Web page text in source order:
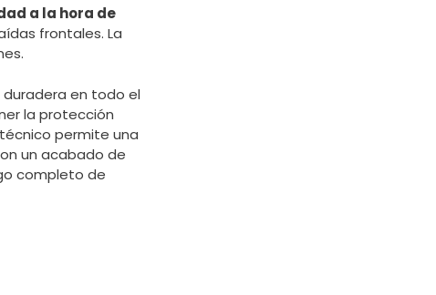
a la hora de
frontales. La
en todo el
la protección
permite una
un acabado de
completo de